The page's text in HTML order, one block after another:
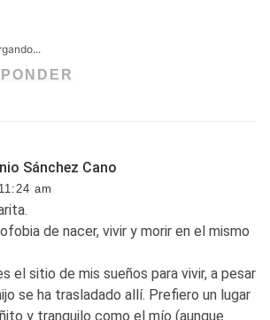
Sánchez Cano
11:24 am
de nacer, vivir y morir en el mismo
el sitio de mis sueños para vivir, a pesar
se ha trasladado allí. Prefiero un lugar
y tranquilo como el mío (aunque